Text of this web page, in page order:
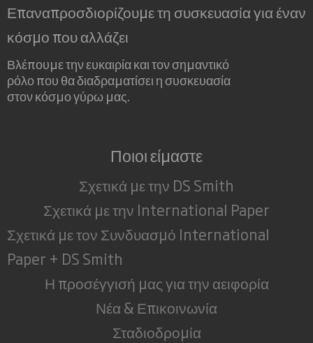
Επαναπροσδιορίζουμε τη συσκευασία για έναν
κόσμο που αλλάζει
Βλέπουμε την ευκαιρία και τον σημαντικό
ρόλο που θα διαδραματίσει η συσκευασία
στον κόσμο γύρω μας.
Ποιοι είμαστε
Σχετικά με την DS Smith
Σχετικά με την International Paper
Σχετικά με τον Συνδυασμό International
Paper + DS Smith
Η προσέγγισή μας για την αειφορία
Νέα & Επικοινωνία
Σταδιοδρομία